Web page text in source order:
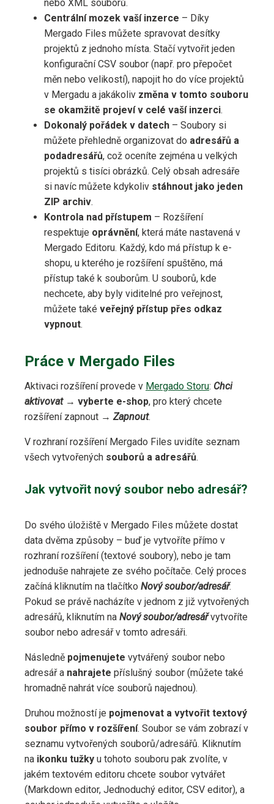
nebo XML souborů.
Centrální mozek vaší inzerce – Díky
Mergado Files můžete spravovat desítky
projektů z jednoho místa. Stačí vytvořit jeden
konfigurační CSV soubor (např. pro přepočet
měn nebo velikostí), napojit ho do více projektů
v Mergadu a jakákoliv změna v tomto souboru
se okamžitě projeví v celé vaší inzerci.
Dokonalý pořádek v datech – Soubory si
můžete přehledně organizovat do adresářů a
podadresářů, což oceníte zejména u velkých
projektů s tisíci obrázků. Celý obsah adresáře
si navíc můžete kdykoliv stáhnout jako jeden
ZIP archiv.
Kontrola nad přístupem – Rozšíření
respektuje oprávnění, která máte nastavená v
Mergado Editoru. Každý, kdo má přístup k e-
shopu, u kterého je rozšíření spuštěno, má
přístup také k souborům. U souborů, kde
nechcete, aby byly viditelné pro veřejnost,
můžete také veřejný přístup přes odkaz
vypnout.
Práce v Mergado Files
Aktivaci rozšíření provede v Mergado Storu: Chci
aktivovat→ vyberte e-shop, pro který chcete
rozšíření zapnout →Zapnout.
V rozhraní rozšíření Mergado Files uvidíte seznam
všech vytvořených souborů a adresářů.
Jak vytvořit nový soubor nebo adresář?
Do svého úložiště v Mergado Files můžete dostat
data dvěma způsoby – buď je vytvoříte přímo v
rozhraní rozšíření (textové soubory), nebo je tam
jednoduše nahrajete ze svého počítače. Celý proces
začíná kliknutím na tlačítko Nový soubor/adresář.
Pokud se právě nacházíte v jednom z již vytvořených
adresářů, kliknutím na Nový soubor/adresářvytvoříte
soubor nebo adresář v tomto adresáři.
Následně pojmenujete vytvářený soubor nebo
adresář a nahrajete příslušný soubor (můžete také
hromadně nahrát více souborů najednou).
Druhou možností je pojmenovat a vytvořit textový
soubor přímo v rozšíření. Soubor se vám zobrazí v
seznamu vytvořených souborů/adresářů. Kliknutím
na ikonku tužky u tohoto souboru pak zvolíte, v
jakém textovém editoru chcete soubor vytvářet
(Markdown editor, Jednoduchý editor, CSV editor), a